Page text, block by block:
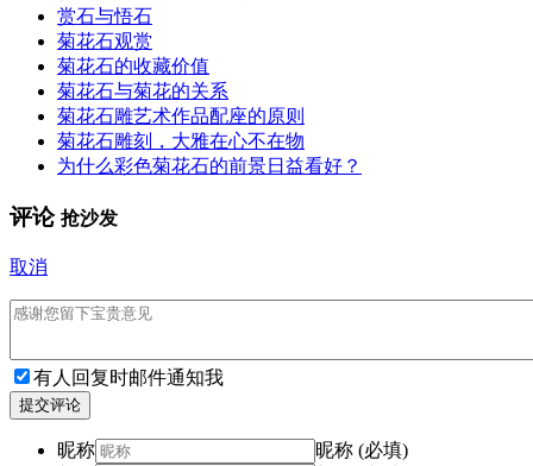
赏石与悟石
菊花石观赏
菊花石的收藏价值
菊花石与菊花的关系
菊花石雕艺术作品配座的原则
菊花石雕刻，大雅在心不在物
为什么彩色菊花石的前景日益看好？
评论 抢沙发
取消
有人回复时邮件通知我
提交评论
昵称
昵称 (必填)